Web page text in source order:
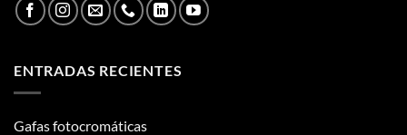
ENTRADAS RECIENTES
Gafas fotocromáticas